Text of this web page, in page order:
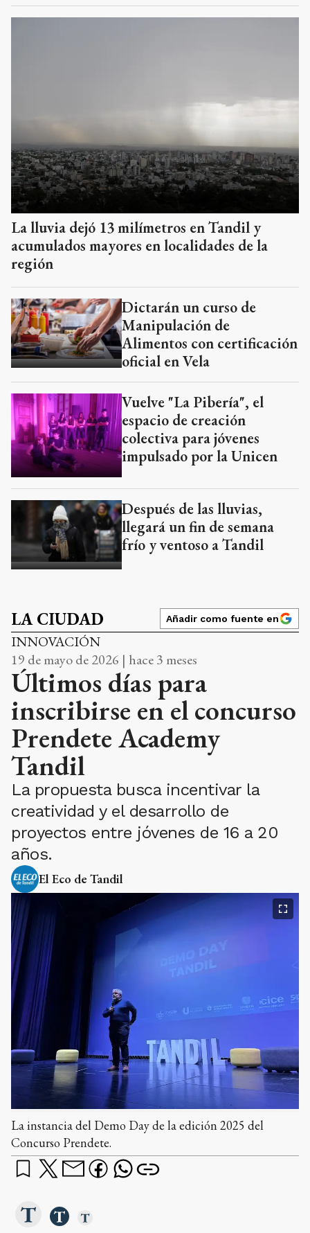
La lluvia dejó 13 milímetros en Tandil y
acumulados mayores en localidades de la
región
Dictarán un curso de
Manipulación de
Alimentos con certificación
oficial en Vela
Vuelve "La Pibería", el
espacio de creación
colectiva para jóvenes
impulsado por la Unicen
Después de las lluvias,
llegará un fin de semana
frío y ventoso a Tandil
LA CIUDAD Añadir como fuente en
INNOVACIÓN
19 de mayo de 2026 | hace 3 meses
Últimos días para
inscribirse en el concurso
Prendete Academy
Tandil
La propuesta busca incentivar la
creatividad y el desarrollo de
proyectos entre jóvenes de 16 a 20
años.
El Eco de Tandil
La instancia del Demo Day de la edición 2025 del
Concurso Prendete.